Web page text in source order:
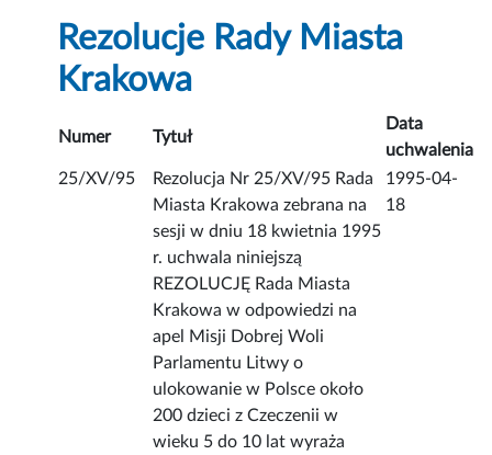
Rezolucje Rady Miasta
Krakowa
Numer Tytuł
Data
uchwalenia
25/XV/95
Rezolucja Nr 25/XV/95 Rada
Miasta Krakowa zebrana na
sesji w dniu 18 kwietnia 1995
r. uchwala niniejszą
REZOLUCJĘ Rada Miasta
Krakowa w odpowiedzi na
apel Misji Dobrej Woli
Parlamentu Litwy o
ulokowanie w Polsce około
200 dzieci z Czeczenii w
wieku 5 do 10 lat wyraża
1995-04-
18